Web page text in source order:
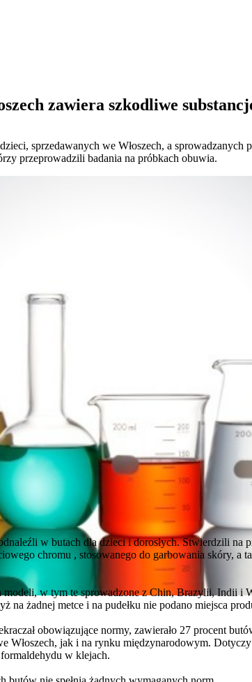
zawiera szkodliwe
sprzedawanych we Włoszech, a
przeprowadzili badania na próbkach obuwia.
w butach dla dzieci i dorosłych. Stwierdzili na
chromu , stosowanego do garbowania skóry,
w tym te sprowadzone z Chin, Brazylii, Indii i
na żadnej metce i na pudełku nie podano miejsca
obowiązujące normy, zawierało 27 procent
Włoszech, jak i na rynku międzynarodowym.
w klejach.